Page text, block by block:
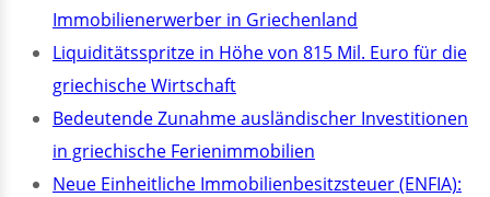
Immobilienerwerber in Griechenland
Liquiditätsspritze in Höhe von 815 Mil. Euro für die
griechische Wirtschaft
Bedeutende Zunahme ausländischer Investitionen
in griechische Ferienimmobilien
Neue Einheitliche Immobilienbesitzsteuer (ENFIA):